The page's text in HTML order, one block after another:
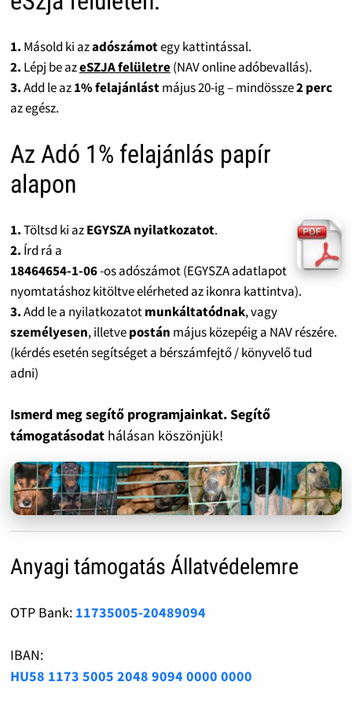
1. Másold ki azadószámotegy kattintással.
2. Lépj be azeSZJA felületre(NAV online adóbevallás).
3.Add le az1% felajánlástmájus 20-ig – mindössze2 perc
az egész.
Az Adó 1% felajánlás papír
alapon
1.Töltsd ki azEGYSZA nyilatkozatot.
2. Írd rá a
18464654-1-06-os adószámot (EGYSZA adatlapot
nyomtatáshoz kitöltve elérheted az ikonra kattintva).
3.Add le a nyilatkozatotmunkáltatódnak, vagy
személyesen, illetvepostán május közepéig a NAV részére.
(kérdés esetén segítséget a bérszámfejtő / könyvelő tud
adni)
Ismerd meg segítő programjainkat. Segítő
támogatásodat hálásan köszönjük!
Anyagi támogatás Állatvédelemre
OTP Bank: 11735005-20489094
IBAN:
HU58 1173 5005 2048 9094 0000 0000